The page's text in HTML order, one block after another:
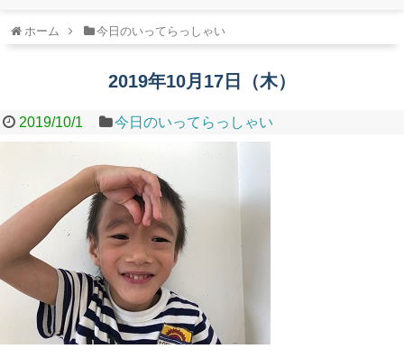
ホーム 今日のいってらっしゃい
2019年10月17日（木）
2019/10/1 今日のいってらっしゃい